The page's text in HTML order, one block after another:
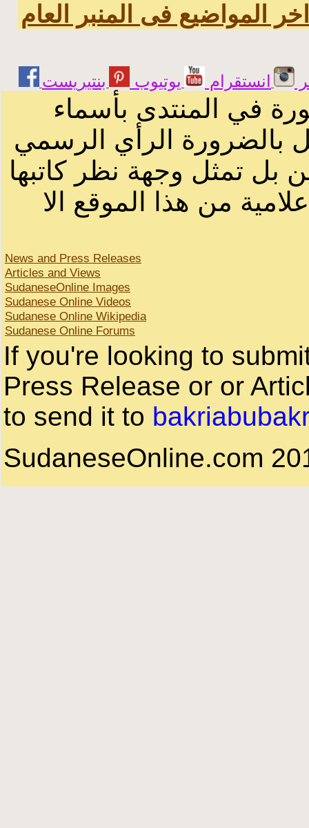
اخر المواضيع فى المنبر العام
انستقرام يوتيوب
في المنتدى بأسماء
بالضرورة الرأي الرسمي
بل تمثل وجهة نظر كاتبها
من هذا الموقع الا
News and Press Releases
Articles and Views
SudaneseOnline Images
Sudanese Online Videos
Sudanese Online Wikipedia
Sudanese Online Forums
If you're looking to
Press Release or or
to send it to